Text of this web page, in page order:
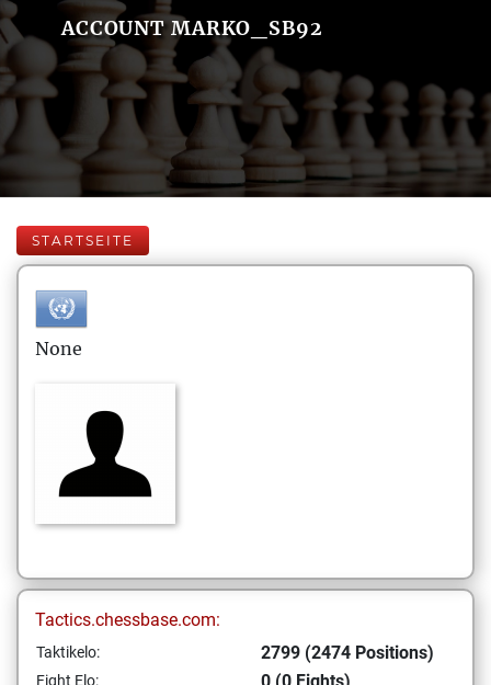
ACCOUNT MARKO_SB92
STARTSEITE
None
Tactics.chessbase.com:
Taktikelo: 2799 (2474 Positions)
Fight Elo: